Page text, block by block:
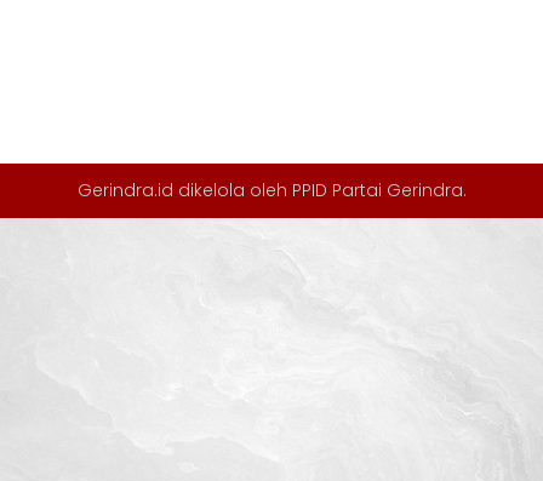
Gerindra.id dikelola oleh PPID Partai Gerindra.